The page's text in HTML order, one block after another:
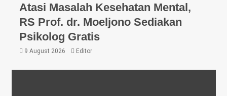
Atasi Masalah Kesehatan Mental,
RS Prof. dr. Moeljono Sediakan
Psikolog Gratis
9 August 2026 Editor